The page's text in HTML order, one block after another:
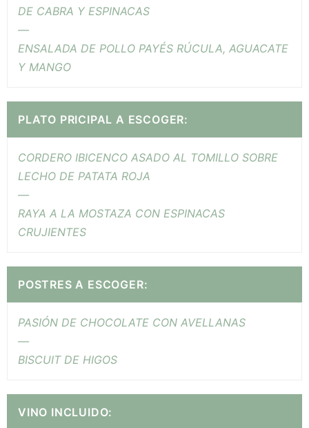
DE CABRA Y ESPINACAS
—
ENSALADA DE POLLO PAYÉS RÚCULA, AGUACATE
Y MANGO
PLATO PRICIPAL A ESCOGER:
CORDERO IBICENCO ASADO AL TOMILLO SOBRE
LECHO DE PATATA ROJA
—
RAYA A LA MOSTAZA CON ESPINACAS
CRUJIENTES
POSTRES A ESCOGER:
PASIÓN DE CHOCOLATE CON AVELLANAS
—
BISCUIT DE HIGOS
VINO INCLUIDO: